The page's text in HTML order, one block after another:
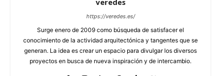
https://veredes.es/
Surge enero de 2009 como búsqueda de satisfacer el
conocimiento de la actividad arquitectónica y tangentes que se
generan. La idea es crear un espacio para divulgar los diversos
proyectos en busca de nueva inspiración y de intercambio.